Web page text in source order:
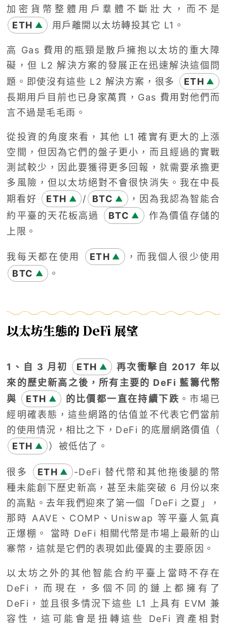
加密貨幣整體用戶羣體不斷壯大，而不是
ETH ▲ 用戶離開以太坊轉投其它 L1。
高 Gas 費用的瓶頸是散戶擁抱以太坊的重大障
礙，但 L2 解決方案的發展正在迅速解決這個問
題。即使沒有這些 L2 解決方案，很多
ETH ▲
長期用戶目前也已身家萬貫，Gas 費用對他們而
言不過是毛毛雨。
從投資的角度來看，其他 L1 確實有更大的上漲
空間，但因為它們的盤子更小，而且經過的實戰
測試較少，因此要獲得更多回報，就需要承擔更
多風險，但以太坊絕對不會很快消失。我在中長
期看好
ETH ▲ / BTC ▲
，因為我認為智能合
約平臺的天花板高過
BTC ▲
作為價值存儲的
上限。
我每天都在使用 ETH ▲
，而我個人很少使用
BTC ▲ 。
以太坊生態的 DeFi 展望
1、自 3 月初 ETH ▲
再次衝擊自 2017 年以
來的歷史新高之後，所有主要的 DeFi 藍籌代幣
與
ETH ▲ 的比價都一直在持續下跌 。市場已
經明確表態，這些網路的估值並不代表它們當前
的使用情況，相比之下，DeFi 的底層網路價值（
ETH ▲ ）被低估了。
很多 ETH ▲
-DeFi 替代幣和其他拖後腿的幣
種未能創下歷史新高，甚至未能突破 6 月份以來
的高點。去年我們迎來了第一個「DeFi 之夏」，
那時 AAVE、COMP、Uniswap 等平臺人氣真
正爆棚。 當時 DeFi 相關代幣是市場上最新的山
寨幣，這就是它們的表現如此優異的主要原因。
以太坊之外的其他智能合約平臺上當時不存在
DeFi，而現在，多個不同的鏈上都擁有了
DeFi，並且很多情況下這些 L1 上具有 EVM 兼
容性，這可能會是扭轉這些 DeFi 資產相對